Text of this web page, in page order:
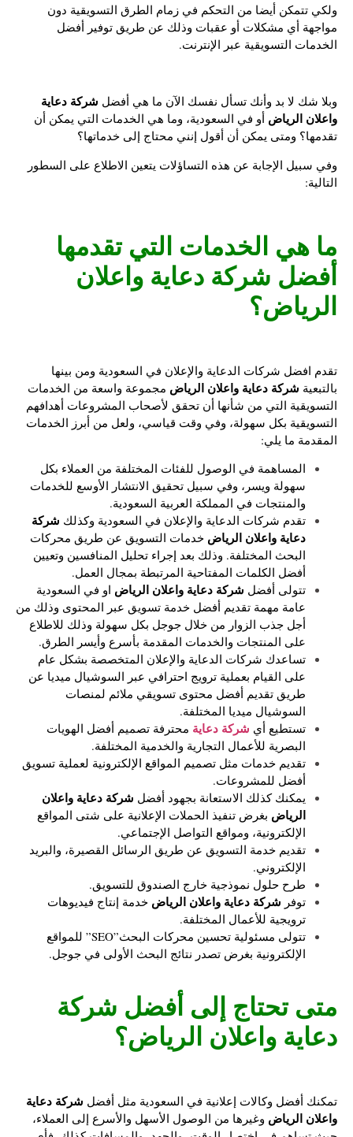
ولكي تتمكن أيضا من التحكم في زمام الطرق التسويقية دون
مواجهة أي مشكلات أو عقبات وذلك عن طريق توفير أفضل
الخدمات التسويقية عبر الإنترنت.
وبلا شك لا بد وأنك تسأل نفسك الآن ما هي أفضلشركة دعاية
واعلان الرياضأو في السعودية، وما هي الخدمات التي يمكن أن
تقدمها؟ ومتى يمكن أن أقول إنني محتاج إلى خدماتها؟
وفي سبيل الإجابة عن هذه التساؤلات يتعين الاطلاع على السطور
التالية:
ما هي الخدمات التي تقدمها
أفضلشركة دعاية واعلان
الرياض؟
تقدم افضل شركات الدعاية والإعلان في السعودية ومن بينها
بالتبعيةشركة دعاية واعلان الرياضمجموعة واسعة من الخدمات
التسويقية التي من شأنها أن تحقق لأصحاب المشروعات أهدافهم
التسويقية بكل سهولة، وفي وقت قياسي، ولعل من أبرز الخدمات
المقدمة ما يلي:
المساهمة في الوصول للفئات المختلفة من العملاء بكل
سهولة ويسر، وفي سبيل تحقيق الانتشار الأوسع للخدمات
والمنتجات في المملكة العربية السعودية.
تقدم شركات الدعاية والإعلان في السعودية وكذلكشركة
دعاية واعلان الرياضخدمات التسويق عن طريق محركات
البحث المختلفة. وذلك بعد إجراء تحليل المنافسين وتعيين
أفضل الكلمات المفتاحية المرتبطة بمجال العمل.
تتولى أفضلشركة دعاية واعلان الرياضاو في السعودية
عامة مهمة تقديم أفضل خدمة تسويق عبر المحتوى وذلك من
أجل جذب الزوار من خلال جوجل بكل سهولة وذلك للاطلاع
على المنتجات والخدمات المقدمة بأسرع وأيسر الطرق.
تساعدك شركات الدعاية والإعلان المتخصصة بشكل عام
على القيام بعملية ترويج احترافي عبر السوشيال ميديا عن
طريق تقديم أفضل محتوى تسويقي ملائم لمنصات
السوشيال ميديا المختلفة.
تستطيع أي شركة دعايةمحترفة تصميم أفضل الهويات
البصرية للأعمال التجارية والخدمية المختلفة.
تقديم خدمات مثل تصميم المواقع الإلكترونية لعملية تسويق
أفضل للمشروعات.
يمكنك كذلك الاستعانة بجهود أفضلشركة دعاية واعلان
الرياضبغرض تنفيذ الحملات الإعلانية على شتى المواقع
الإلكترونية، ومواقع التواصل الإجتماعي.
تقديم خدمة التسويق عن طريق الرسائل القصيرة، والبريد
الإلكتروني.
طرح حلول نموذجية خارج الصندوق للتسويق.
توفرشركة دعاية واعلان الرياضخدمة إنتاج فيديوهات
ترويجية للأعمال المختلفة.
تتولى مسئولية تحسين محركات البحث”SEO” للمواقع
الإلكترونية بغرض تصدر نتائج البحث الأولى في جوجل.
متى تحتاج إلى أفضلشركة
دعاية واعلان الرياض؟
تمكنك أفضل وكالات إعلانية في السعودية مثل أفضلشركة دعاية
واعلان الرياضوغيرها من الوصول الأسهل والأسرع إلى العملاء،